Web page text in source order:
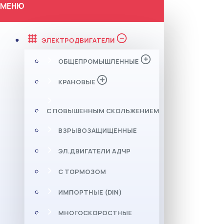
МЕНЮ
ЭЛЕКТРОДВИГАТЕЛИ
ОБЩЕПРОМЫШЛЕННЫЕ
КРАНОВЫЕ
С ПОВЫШЕННЫМ СКОЛЬЖЕНИЕМ
ВЗРЫВОЗАЩИЩЕННЫЕ
ЭЛ.ДВИГАТЕЛИ АДЧР
С ТОРМОЗОМ
ИМПОРТНЫЕ (DIN)
МНОГОСКОРОСТНЫЕ